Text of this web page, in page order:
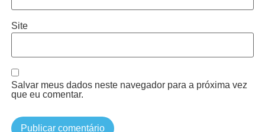
Site
Salvar meus dados neste navegador para a próxima vez
que eu comentar.